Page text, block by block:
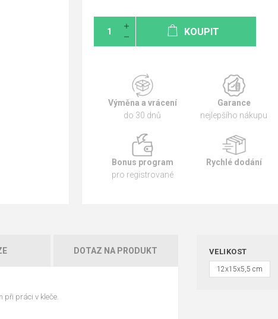
KOUPIT
Výměna a vrácení
do 30 dnů
Garance
nejlepšího nákupu
Bonus program
pro registrované
Rychlé dodání
DOTAZ NA PRODUKT
při práci v kleče.
VELIKOST
12x15x5,5 cm